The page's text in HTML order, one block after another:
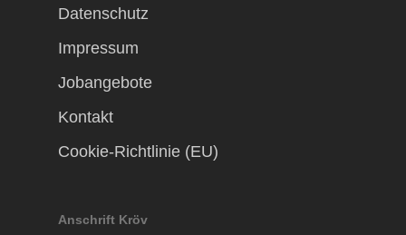
Datenschutz
Impressum
Jobangebote
Kontakt
Cookie-Richtlinie (EU)
Anschrift Kröv